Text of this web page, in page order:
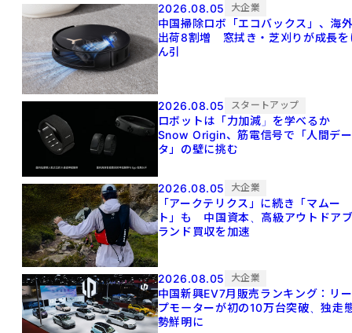
2026.08.05
大企業
中国掃除ロボ「エコバックス」、海
出荷8割増 窓拭き・芝刈りが成長を
ん引
2026.08.05 スタートアップ
ロボットは「力加減」を学べるか
Snow Origin、筋電信号で「人間デー
タ」の壁に挑む
2026.08.05 大企業
「アークテリクス」に続き「マムー
ト」も 中国資本、高級アウトドア
ランド買収を加速
2026.08.05 大企業
中国新興EV7月販売ランキング：リー
プモーターが初の10万台突破、独走
勢鮮明に